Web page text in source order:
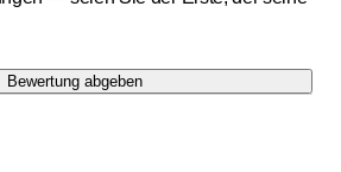
Bewertung abgeben